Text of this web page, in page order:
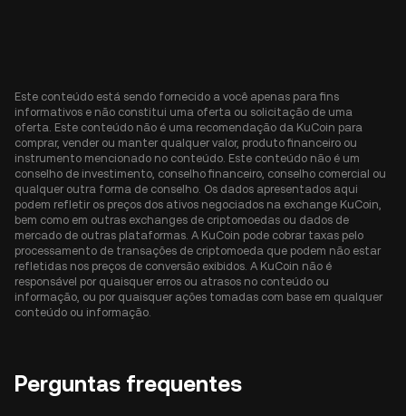
Este conteúdo está sendo fornecido a você apenas para fins
informativos e não constitui uma oferta ou solicitação de uma
oferta. Este conteúdo não é uma recomendação da KuCoin para
comprar, vender ou manter qualquer valor, produto financeiro ou
instrumento mencionado no conteúdo. Este conteúdo não é um
conselho de investimento, conselho financeiro, conselho comercial ou
qualquer outra forma de conselho. Os dados apresentados aqui
podem refletir os preços dos ativos negociados na exchange KuCoin,
bem como em outras exchanges de criptomoedas ou dados de
mercado de outras plataformas. A KuCoin pode cobrar taxas pelo
processamento de transações de criptomoeda que podem não estar
refletidas nos preços de conversão exibidos. A KuCoin não é
responsável por quaisquer erros ou atrasos no conteúdo ou
informação, ou por quaisquer ações tomadas com base em qualquer
conteúdo ou informação.
Perguntas frequentes